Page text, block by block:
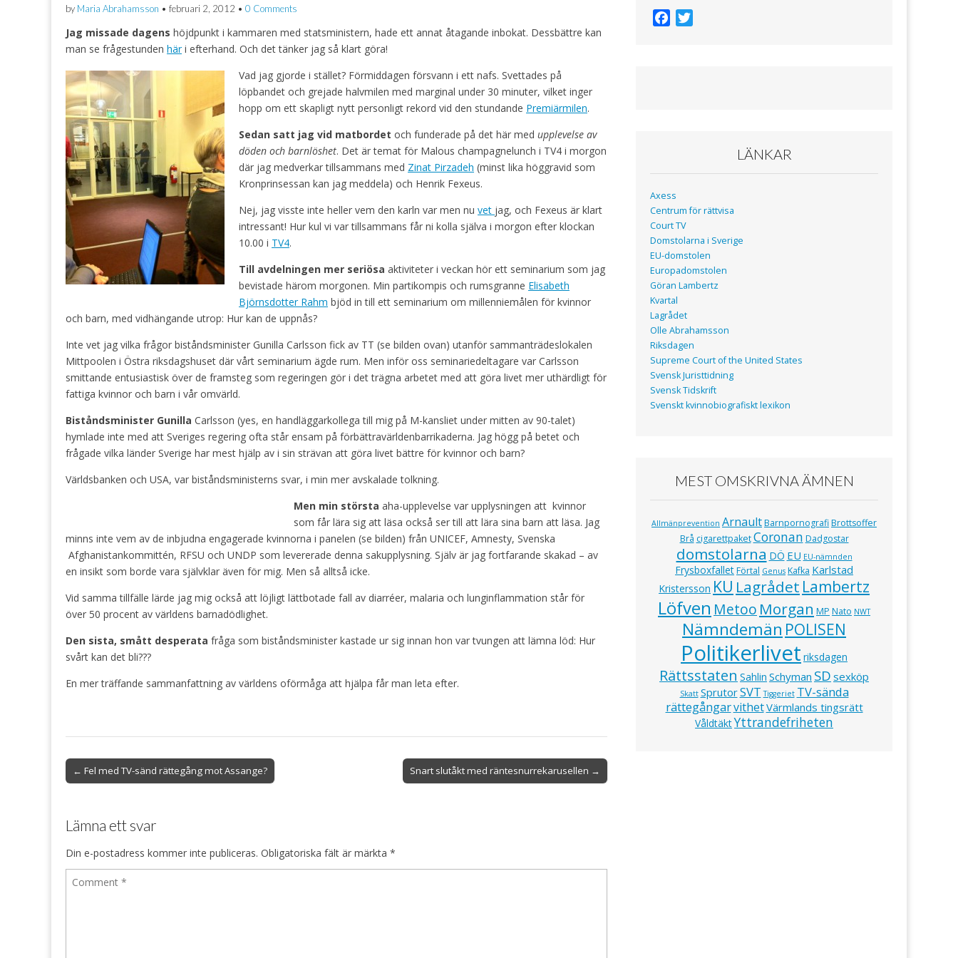
by Maria Abrahamsson • februari 2, 2012 • 0 Comments
Jag missade dagens höjdpunkt i kammaren med statsministern, hade ett annat åtagande inbokat. Dessbättre kan
man se frågestunden häri efterhand. Och det tänker jag så klart göra!
Vad jag gjorde i stället? Förmiddagen försvann i ett nafs. Svettades på
löpbandet och grejade halvmilen med marginal under 30 minuter, vilket inger
hopp om ett skapligt nytt personligt rekord vid den stundande Premiärmilen.
Sedan satt jag vid matbordet och funderade på det här med upplevelse av
döden och barnlöshet. Det är temat för Malous champagnelunch i TV4 i morgon
där jag medverkar tillsammans med Zinat Pirzadeh (minst lika höggravid som
Kronprinsessan kan jag meddela) och Henrik Fexeus.
Nej, jag visste inte heller vem den karln var men nu vet jag, och Fexeus är klart
intressant! Hur kul vi var tillsammans får ni kolla själva i morgon efter klockan
10.00 i TV4.
Till avdelningen mer seriösa aktiviteter i veckan hör ett seminarium som jag
bevistade härom morgonen. Min partikompis och rumsgranne Elisabeth
Björnsdotter Rahm bjöd in till ett seminarium om millenniemålen för kvinnor
och barn, med vidhängande utrop: Hur kan de uppnås?
Inte vet jag vilka frågor biståndsminister Gunilla Carlsson fick av TT (se bilden ovan) utanför sammanträdeslokalen
Mittpoolen i Östra riksdagshuset där vårt seminarium ägde rum. Men inför oss seminariedeltagare var Carlsson
smittande entusiastisk över de framsteg som regeringen gör i det trägna arbetet med att göra livet mer uthärdligt för
fattiga kvinnor och barn i vår omvärld.
Biståndsminister Gunilla Carlsson (yes, en handläggarkollega till mig på M-kansliet under mitten av 90-talet)
hymlade inte med att Sveriges regering ofta står ensam på förbättravärldenbarrikaderna. Jag högg på betet och
frågade vilka länder Sverige har mest hjälp av i sin strävan att göra livet bättre för kvinnor och barn?
Världsbanken och USA, var biståndsministerns svar, i min mer avskalade tolkning.
Men min största aha-upplevelse var upplysningen att kvinnor
som får lära sig att läsa också ser till att lära sina barn att läsa. Jag
minns inte vem av de inbjudna engagerade kvinnorna i panelen (se bilden) från UNICEF, Amnesty, Svenska
Afghanistankommittén, RFSU och UNDP som levererade denna sakupplysning. Själv är jag fortfarande skakad – av
en insikt som borde vara självklar även för mig. Men så alltså icke.
Vid samma tillfälle lärde jag mig också att löjligt lättbotade fall av diarréer, malaria och lunginflammation står för
över 50 procent av världens barnadödlighet.
Den sista, smått desperata fråga som biståndsminister kastade ur sig innan hon var tvungen att lämna löd: Hur
svårt kan det bli???
En mer träffande sammanfattning av världens oförmåga att hjälpa får man leta efter.
Post
navigation
← Fel med TV-sänd rättegång mot Assange? Snart slutåkt med räntesnurrekarusellen →
Lämna ett svar
Din e-postadress kommer inte publiceras. Obligatoriska fält är märkta *
LÄNKAR
Axess
Centrum för rättvisa
Court TV
Domstolarna i Sverige
EU-domstolen
Europadomstolen
Göran Lambertz
Kvartal
Lagrådet
Olle Abrahamsson
Riksdagen
Supreme Court of the United States
Svensk Juristtidning
Svensk Tidskrift
Svenskt kvinnobiografiskt lexikon
MEST OMSKRIVNA ÄMNEN
Allmänprevention ArnaultBarnpornografiBrottsoffer
Brå cigarettpaket Coronan Dadgostar
domstolarna DÖ EU EU-nämnden
FrysboxfalletFörtal Genus Kafka Karlstad
Kristersson KU Lagrådet Lambertz
Löfven Metoo Morgan MP Nato NWT
Nämndemän POLISEN
Politikerlivet riksdagen
Rättsstaten Sahlin Schyman SD sexköp
Skatt SprutorSVT Tiggeriet TV-sända
rättegångarvithetVärmlands tingsrätt
VåldtäktYttrandefriheten